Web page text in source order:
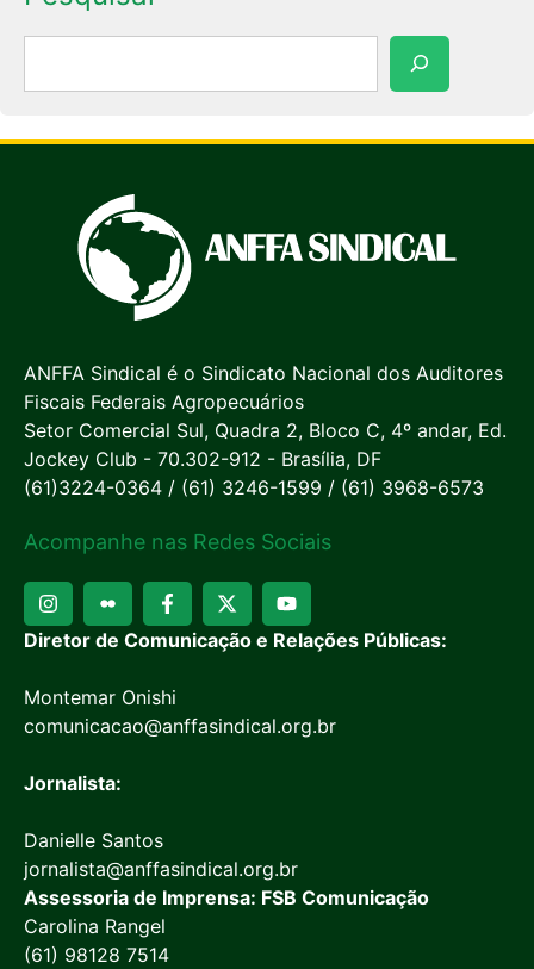
ANFFA Sindical é o Sindicato Nacional dos Auditores
Fiscais Federais Agropecuários
Setor Comercial Sul, Quadra 2, Bloco C, 4º andar, Ed.
Jockey Club - 70.302-912 - Brasília, DF
(61)3224-0364 / (61) 3246-1599 / (61) 3968-6573
Acompanhe nas Redes Sociais
Diretor de Comunicação e Relações Públicas:
Montemar Onishi
comunicacao@anffasindical.org.br
Jornalista:
Danielle Santos
jornalista@anffasindical.org.br
Assessoria de Imprensa: FSB Comunicação
Carolina Rangel
(61) 98128 7514